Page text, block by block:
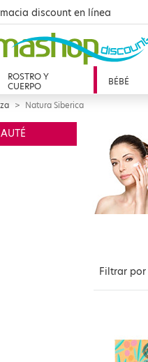
discount en línea
ROSTRO Y
CUERPO
BÉBÉ
Natura Siberica
Filtrar por